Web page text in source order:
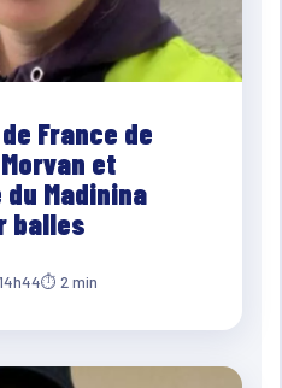
France de
et
Madinina
balles
⏱ 2 min